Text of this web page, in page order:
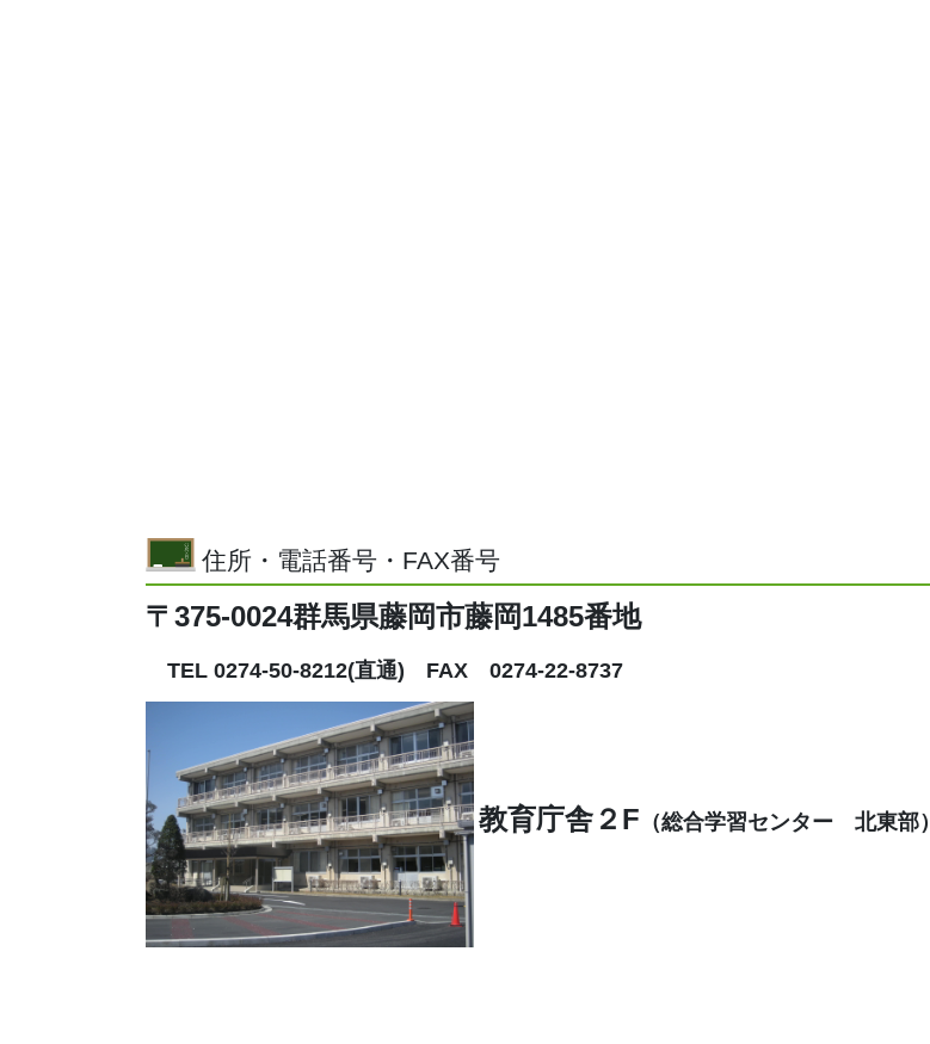
住所・電話番号・FAX番号
〒375-0024群馬県藤岡市藤岡1485番地
TEL 0274-50-8212(直通) FAX 0274-22-8737
教育庁舎２F （総合学習センター 北東部）